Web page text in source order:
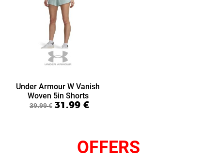
Under Armour W Vanish
Woven 5in Shorts
(6009966-477)
39.99€ 31.99 €
OFFERS